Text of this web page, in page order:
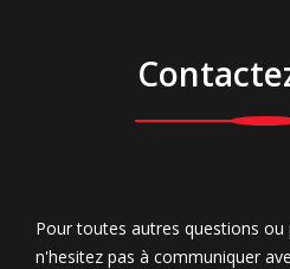
Pour toutes autres questions
n'hesitez pas à communiquer